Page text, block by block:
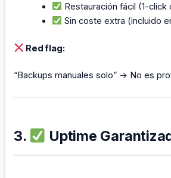
Restauración fácil (1-click
Sin coste extra (incluido
Red flag:
“Backups manuales solo” → No es
3. Uptime